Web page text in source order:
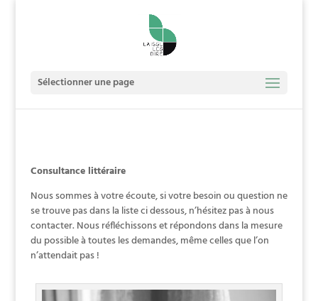
Sélectionner une page
Consultance littéraire
Nous sommes à votre écoute, si votre besoin ou question ne
se trouve pas dans la liste ci dessous, n’hésitez pas à nous
contacter. Nous réfléchissons et répondons dans la mesure
du possible à toutes les demandes, même celles que l’on
n’attendait pas !